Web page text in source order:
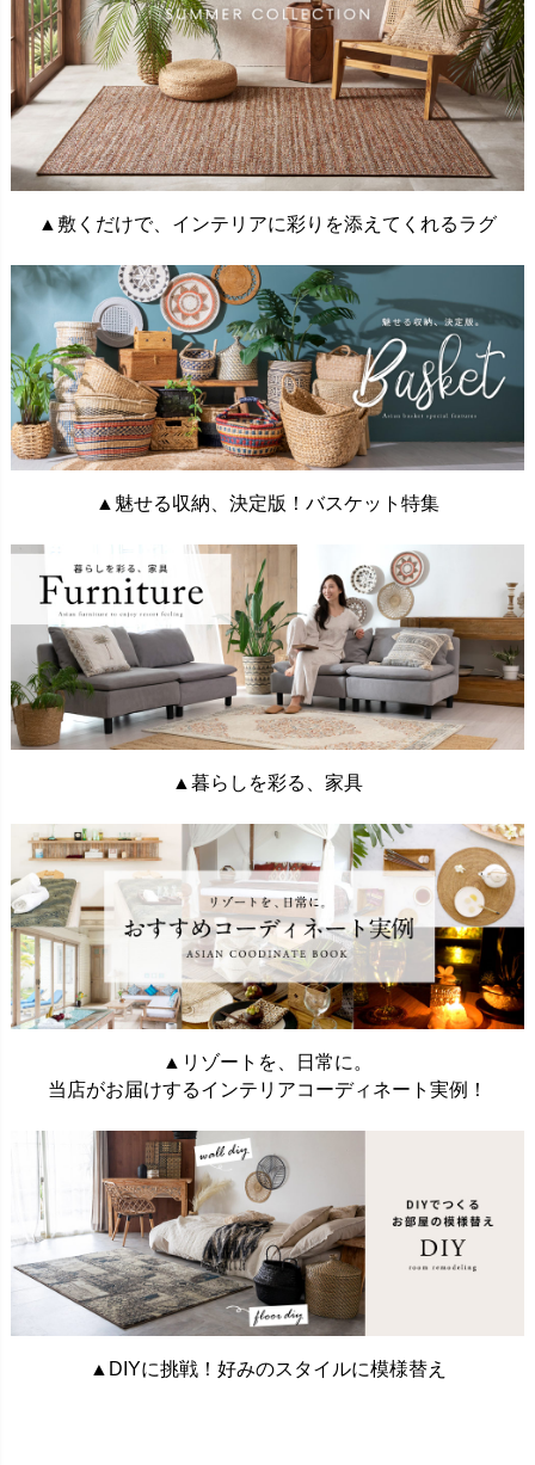
▲敷くだけで、インテリアに彩りを添えてくれるラグ
▲魅せる収納、決定版！バスケット特集
▲暮らしを彩る、家具
▲リゾートを、日常に。
当店がお届けするインテリアコーディネート実例！
▲DIYに挑戦！好みのスタイルに模様替え